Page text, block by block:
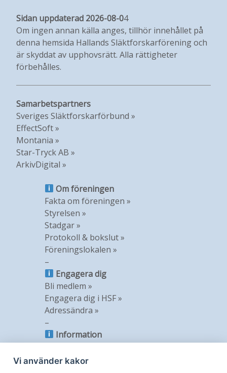
Sidan uppdaterad 2026-08-04
Om ingen annan källa anges, tillhör innehållet på
denna hemsida Hallands Släktforskarförening och
är skyddat av upphovsrätt. Alla rättigheter
förbehålles.
Samarbetspartners
Sveriges Släktforskarförbund »
EffectSoft »
Montania »
Star-Tryck AB »
ArkivDigital »
Om föreningen
Fakta om föreningen »
Styrelsen »
Stadgar »
Protokoll & bokslut »
Föreningslokalen »
–
Engagera dig
Bli medlem »
Engagera dig i HSF »
Adressändra »
–
Information
Nyhetsbrev »
Vi använder kakor